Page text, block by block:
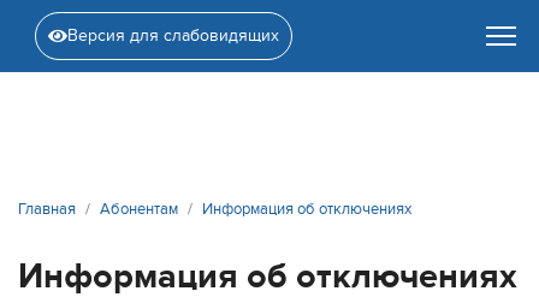
Версия для слабовидящих
Главная Абонентам Информация об отключениях
Информация об отключениях